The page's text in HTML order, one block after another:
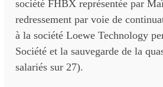
société FHBX représentée par
redressement par voie de
à la société Loewe Technology
Société et la sauvegarde de la
salariés sur 27).